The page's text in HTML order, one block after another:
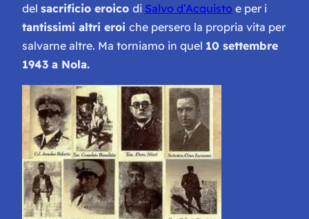
del sacrificio eroico di Salvo d’Acquisto e per i
tantissimi altri eroi che persero la propria vita per
salvarne altre. Ma torniamo in quel 10 settembre
1943 a Nola.